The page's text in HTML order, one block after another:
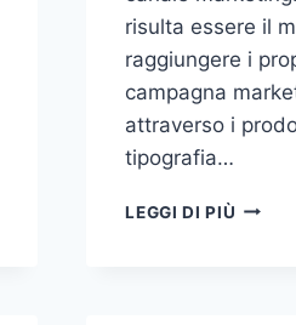
risulta essere il
raggiungere i
campagna
attraverso i
tipografia…
LEGGI DI PIÙ VUOI